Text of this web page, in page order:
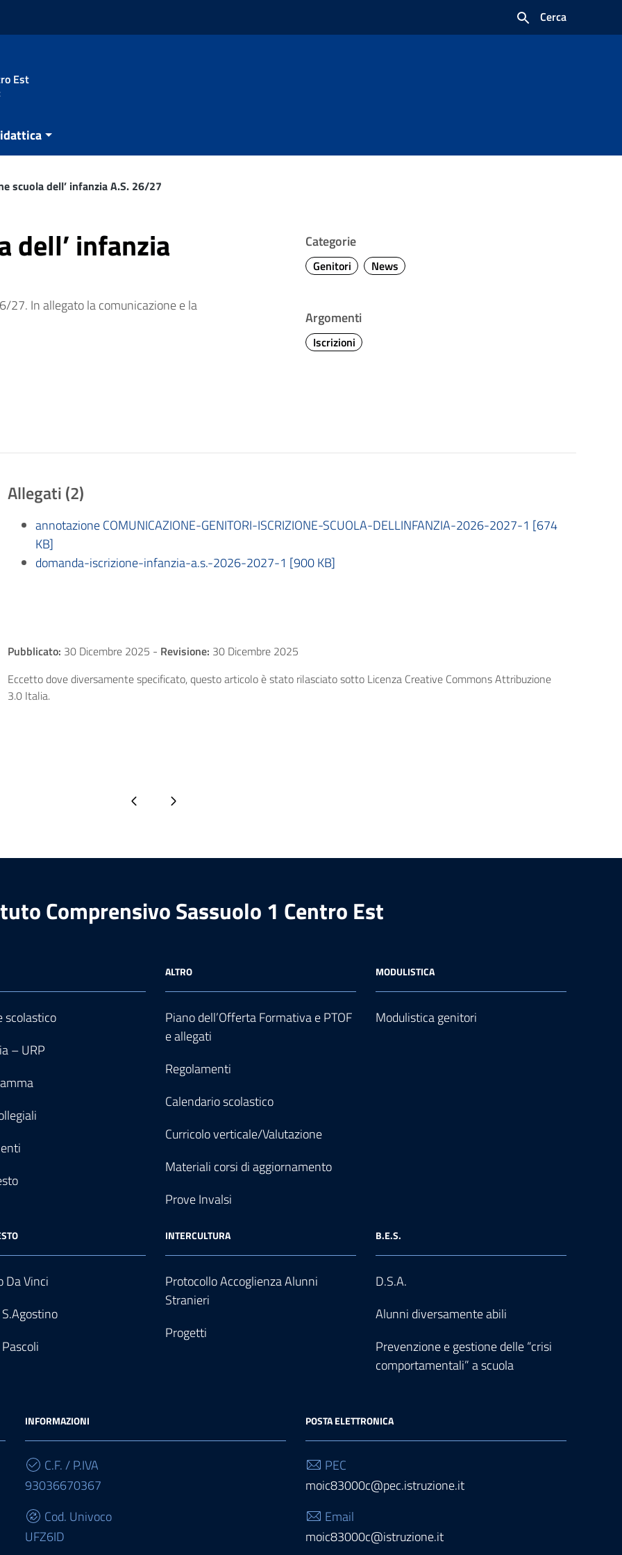
Cerca
Est
scuola dell’ infanzia A.S. 26/27
dell’ infanzia
27. In allegato la comunicazione e la
Categorie
Genitori News
Argomenti
Iscrizioni
Allegati (2)
annotazione COMUNICAZIONE-GENITORI-ISCRIZIONE-SCUOLA-DELLINFANZIA-2026-2027-1 [674
KB]
domanda-iscrizione-infanzia-a.s.-2026-2027-1 [900 KB]
Pubblicato: 30 Dicembre 2025 - Revisione: 30 Dicembre 2025
Eccetto dove diversamente specificato, questo articolo è stato rilasciato sotto Licenza Creative Commons Attribuzione
3.0 Italia.
Pagina precedentePagina successiva
Comprensivo Sassuolo 1 Centro Est
scolastico
– URP
ALTRO
Piano dell’Offerta Formativa e PTOF
e allegati
Regolamenti
Calendario scolastico
Curricolo verticale/Valutazione
Materiali corsi di aggiornamento
Prove Invalsi
MODULISTICA
Modulistica genitori
Da Vinci
INTERCULTURA
Protocollo Accoglienza Alunni
Stranieri
Progetti
B.E.S.
D.S.A.
Alunni diversamente abili
Prevenzione e gestione delle “crisi
comportamentali” a scuola
INFORMAZIONI
C.F. / P.IVA
93036670367
Cod. Univoco
UFZ6ID
POSTA ELETTRONICA
PEC
moic83000c@pec.istruzione.it
Email
moic83000c@istruzione.it